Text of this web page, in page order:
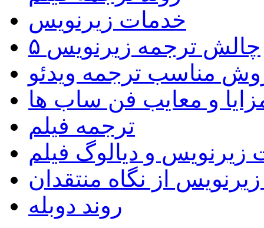
خدمات زیرنویس
۵ چالش ترجمه زیرنویس
مناسب ترجمه ویدئو
و معایب فن ساب ها
ترجمه فیلم
زیرنویس و دیالوگ فیلم
زیرنویس از نگاه منتقدان
روند دوبله